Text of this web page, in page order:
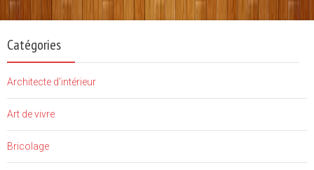
Catégories
Architecte d'intérieur
Art de vivre
Bricolage